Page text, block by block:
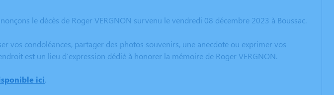
le décès de Roger VERGNON survenu le vendredi 08 décembre 2023 à Boussac.
vos condoléances, partager des photos souvenirs, une anecdote ou exprimer vos
est un lieu d'expression dédié à honorer la mémoire de Roger VERGNON.
ici.